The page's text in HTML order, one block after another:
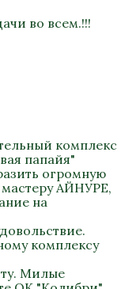
во всем.!!!
комплекс
папайя"
огромную
мастеру АЙНУРЕ,
на
комплексу
Милые